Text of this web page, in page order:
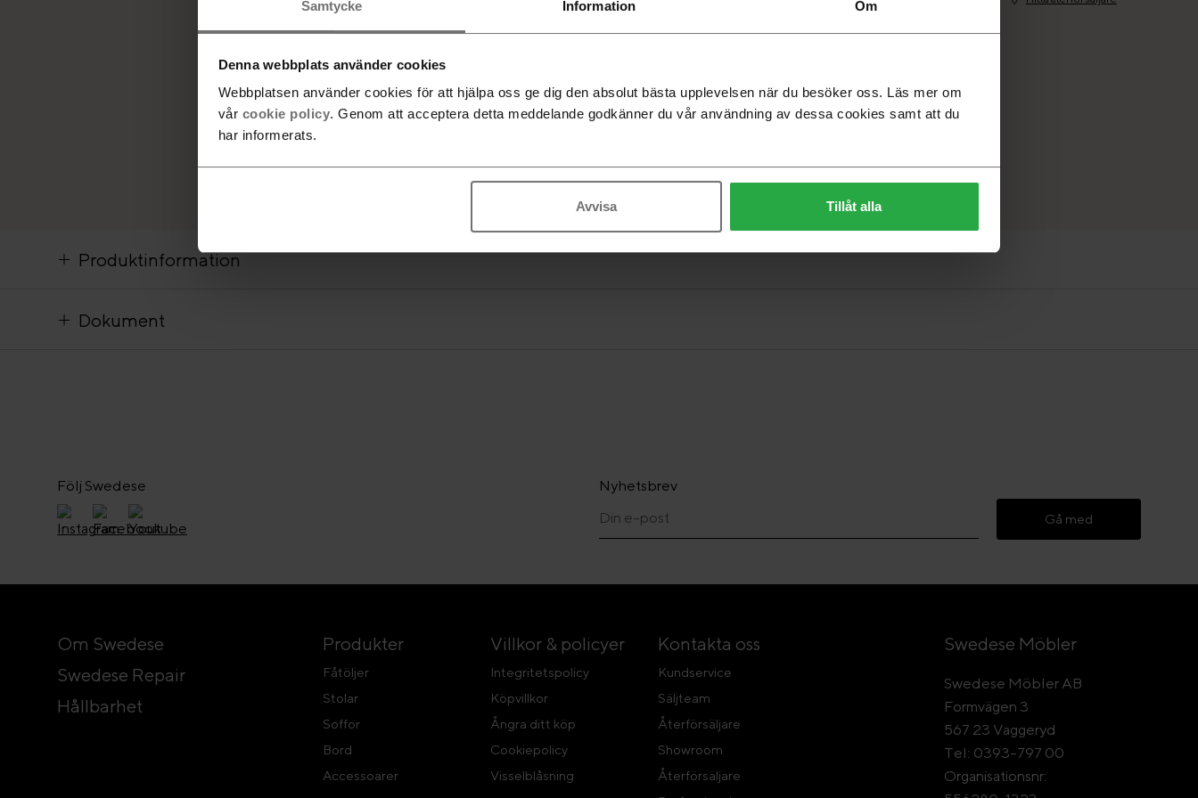
Samtycke Information Om
Denna webbplats använder cookies
Webbplatsen använder cookies för att hjälpa oss ge dig den absolut bästa upplevelsen när du besöker oss. Läs mer om
vår cookie policy. Genom att acceptera detta meddelande godkänner du vår användning av dessa cookies samt att du
har informerats.
Avvisa Tillåt alla
Produktinformation
Dokument
Följ Swedese Nyhetsbrev
Gå med
Om Swedese
Swedese Repair
Hållbarhet
Produkter
Fåtöljer
Stolar
Soffor
Bord
Accessoarer
Villkor & policyer
Integritetspolicy
Köpvillkor
Ångra ditt köp
Cookiepolicy
Visselblåsning
Kontakta oss
Kundservice
Säljteam
Återförsäljare
Showroom
Återförsäljare
Swedese Möbler
Swedese Möbler AB
Formvägen 3
567 23 Vaggeryd
Tel: 0393-797 00
Organisationsnr: